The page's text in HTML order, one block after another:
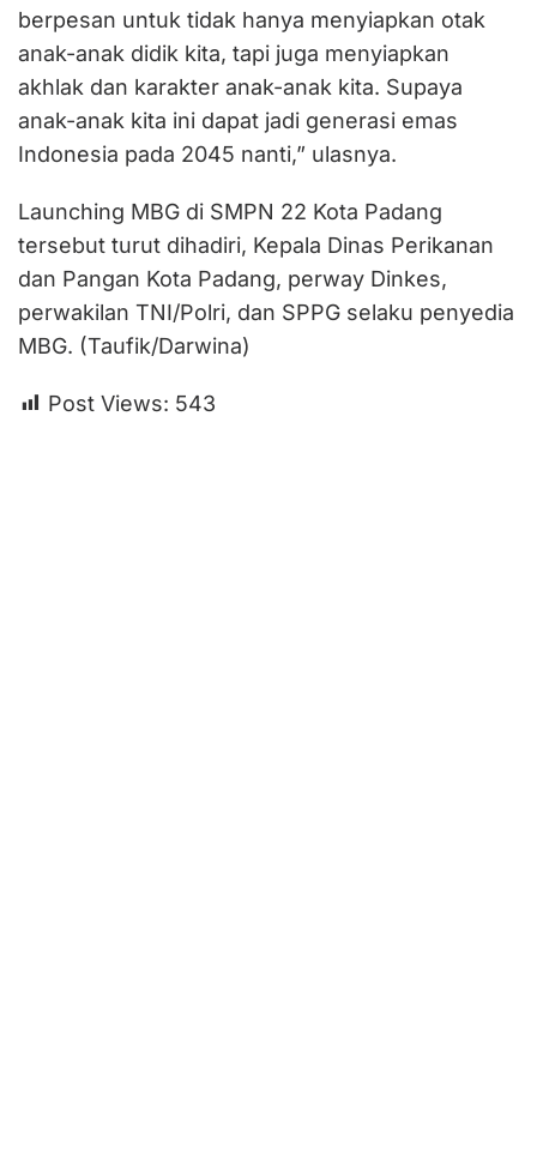
berpesan untuk tidak hanya menyiapkan otak
anak-anak didik kita, tapi juga menyiapkan
akhlak dan karakter anak-anak kita. Supaya
anak-anak kita ini dapat jadi generasi emas
Indonesia pada 2045 nanti,” ulasnya.
Launching MBG di SMPN 22 Kota Padang
tersebut turut dihadiri, Kepala Dinas Perikanan
dan Pangan Kota Padang, perway Dinkes,
perwakilan TNI/Polri, dan SPPG selaku penyedia
MBG. (Taufik/Darwina)
Post Views: 543